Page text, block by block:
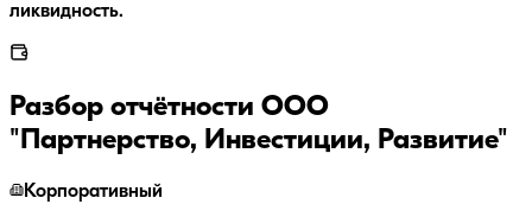
ликвидность.
Разбор отчётности ООО
"Партнерство, Инвестиции, Развитие"
Корпоративный